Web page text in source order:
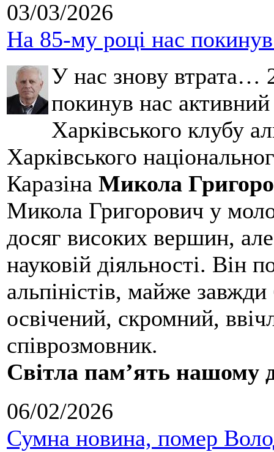
03/03/2026
На 85-му році нас
У нас знову втрата…
покинув нас
Харківського клубу
Харківського
Каразіна Микола
Микола Григорович у
досяг високих вершин,
науковій діяльності. Він
альпіністів, майже
освічений, скромний,
співрозмовник.
Світла пам’ять нашому
06/02/2026
Сумна новина, помер